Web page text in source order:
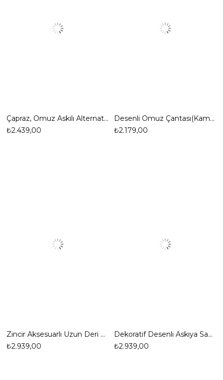
Çapraz, Omuz Askılı Alternatifli, Zincirli, Vegan Deri,Şık Çanta
₺2.439,00
Desenli Omuz Çantası(Kampanyalı Ürün)
₺2.179,00
Zincir Aksesuarlı Uzun Deri Askılı El Omuz Çanta
₺2.939,00
Dekoratif Desenli Askıya Sahip, Şık Çanta
₺2.939,00